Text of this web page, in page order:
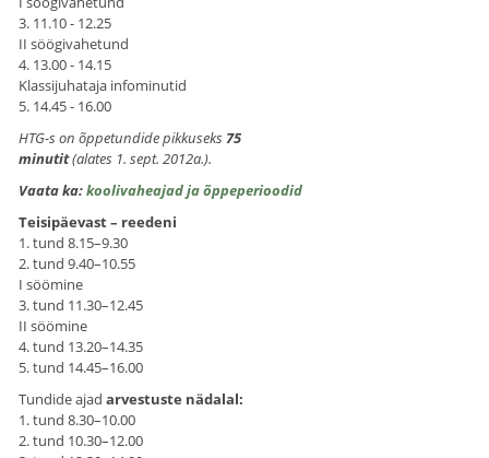
3. 11.10 - 12.25
II söögivahetund
4. 13.00 - 14.15
Klassijuhataja infominutid
5. 14.45 - 16.00
HTG-s on õppetundide pikkuseks 75
minutit(alates 1. sept. 2012a.).
Vaata ka:koolivaheajad ja õppeperioodid
Teisipäevast – reedeni
1. tund 8.15–9.30
2. tund 9.40–10.55
I söömine
3. tund 11.30–12.45
II söömine
4. tund 13.20–14.35
5. tund 14.45–16.00
Tundide ajad arvestuste nädalal:
1. tund 8.30–10.00
2. tund 10.30–12.00